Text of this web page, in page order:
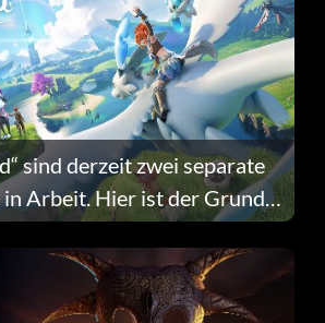
sind derzeit zwei separate
Arbeit. Hier ist der Grund